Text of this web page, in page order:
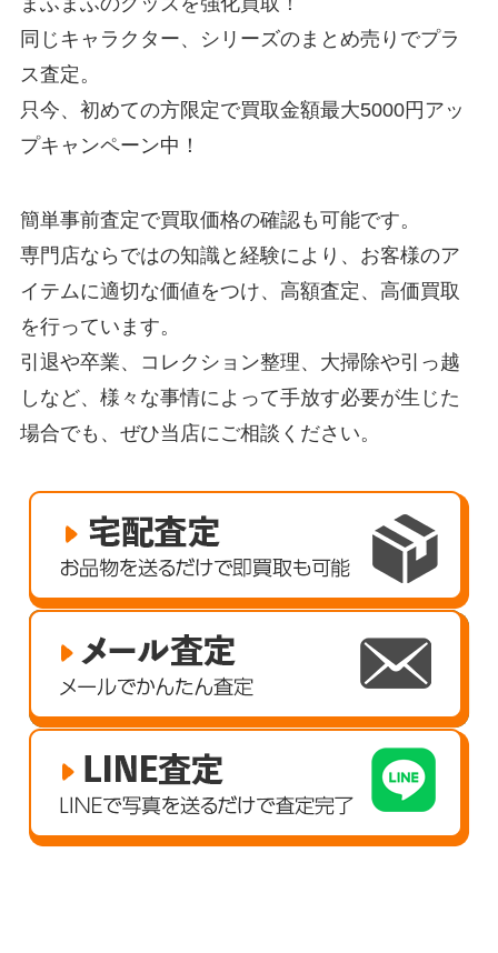
同じキャラクター、シリーズのまとめ売りでプラ
ス査定。
只今、初めての方限定で買取金額最大5000円アッ
プキャンペーン中！
簡単事前査定で買取価格の確認も可能です。
専門店ならではの知識と経験により、お客様のア
イテムに適切な価値をつけ、高額査定、高価買取
を行っています。
引退や卒業、コレクション整理、大掃除や引っ越
しなど、様々な事情によって手放す必要が生じた
場合でも、ぜひ当店にご相談ください。